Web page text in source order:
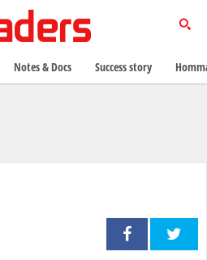
Notes & Docs Success story